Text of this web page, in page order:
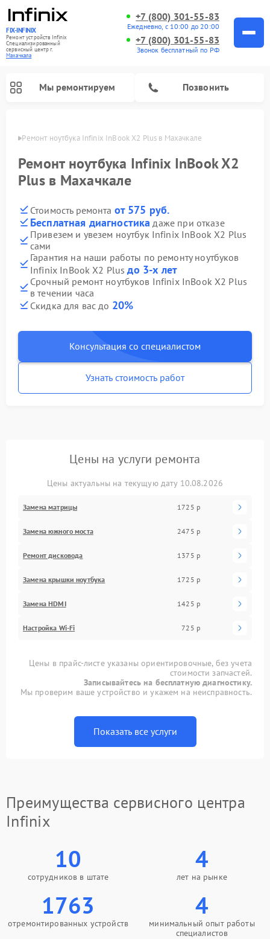
FIX-INFINIX
Ремонт устройств Infinix
Специализированный
cервисный центр г.
Махачкала
+7 (800) 301-55-83
Ежедневно, с 10:00 до 20:00
+7 (800) 301-55-83
Звонок бесплатный по РФ
Мы ремонтируем Позвонить
Ремонт ноутбука Infinix InBook X2 Plus в Махачкале
Ремонт ноутбука Infinix InBook X2
Plus в Махачкале
Стоимость ремонта от 575 руб.
Бесплатная диагностика даже при отказе
Привезем и увезем ноутбук Infinix InBook X2 Plus
сами
Гарантия на наши работы по ремонту ноутбуков
Infinix InBook X2 Plusдо 3-х лет
Срочный ремонт ноутбуков Infinix InBook X2 Plus
в течении часа
Скидка для вас до 20%
Консультация со специалистом
Узнать стоимость работ
Цены на услуги ремонта
Цены актуальны на текущую дату 10.08.2026
Замена матрицы 1725 р
Замена южного моста 2475 р
Ремонт дисковода 1375 р
Замена крышки ноутбука 1725 р
Замена HDMI 1425 р
Настройка Wi-Fi 725 р
Цены в прайс-листе указаны ориентировочные, без учета
стоимости запчастей.
Записывайтесь на бесплатную диагностику.
Мы проверим ваше устройство и укажем на неисправность.
Показать все услуги
Преимущества сервисного центра
Infinix
10
сотрудников в штате
4
лет на рынке
1763
отремонтированных устройств
4
минимальный опыт работы
специалистов